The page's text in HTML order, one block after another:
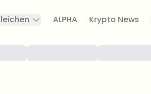
ALPHA Krypto News